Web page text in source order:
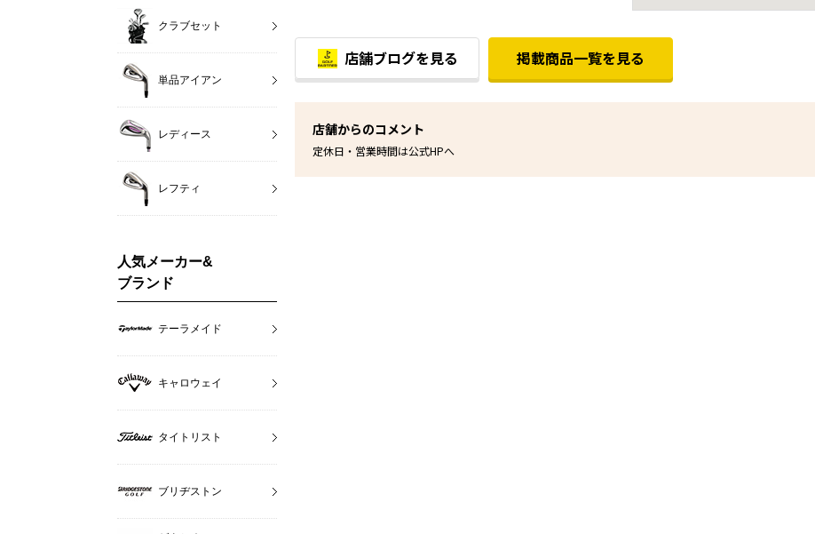
店舗ブログを見る 掲載商品一覧を見る
店舗からのコメント
定休日・営業時間は公式HPへ
クラブセット
単品アイアン
レディース
レフティ
人気メーカー&
ブランド
テーラメイド
キャロウェイ
タイトリスト
ブリヂストン